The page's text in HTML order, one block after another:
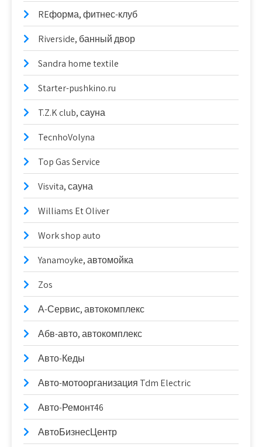
REформа, фитнес-клуб
Riverside, банный двор
Sandra home textile
Starter-pushkino.ru
T.Z.K club, сауна
TecnhoVolyna
Top Gas Service
Visvita, сауна
Williams Et Oliver
Work shop auto
Yanamoyke, автомойка
Zos
А-Сервис, автокомплекс
Абв-авто, автокомплекс
Авто-Кеды
Авто-мотоорганизация Tdm Electric
Авто-Ремонт46
АвтоБизнесЦентр